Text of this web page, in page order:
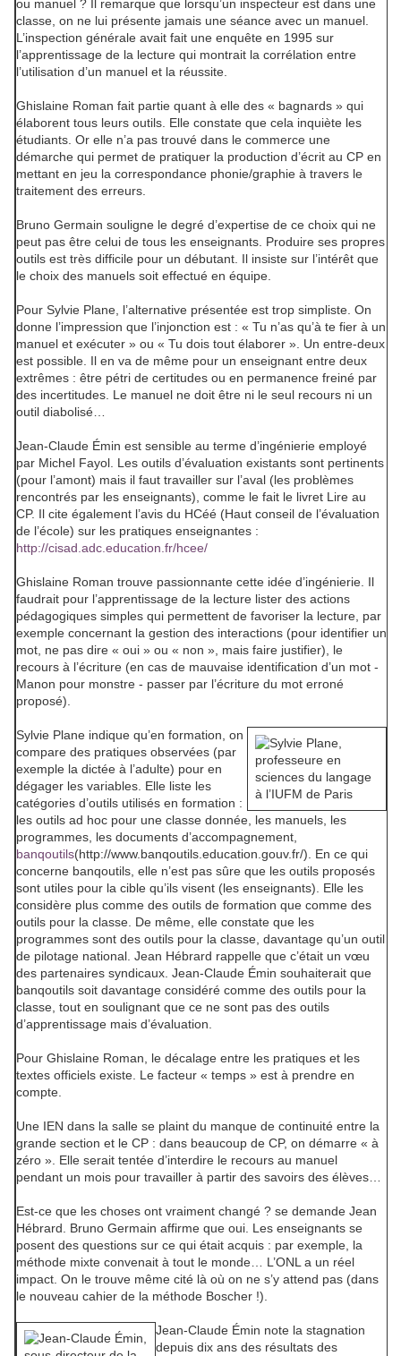
ou manuel ? Il remarque que lorsqu’un inspecteur est dans une
classe, on ne lui présente jamais une séance avec un manuel.
L’inspection générale avait fait une enquête en 1995 sur
l’apprentissage de la lecture qui montrait la corrélation entre
l’utilisation d’un manuel et la réussite.
Ghislaine Roman fait partie quant à elle des « bagnards » qui
élaborent tous leurs outils. Elle constate que cela inquiète les
étudiants. Or elle n’a pas trouvé dans le commerce une
démarche qui permet de pratiquer la production d’écrit au CP en
mettant en jeu la correspondance phonie/graphie à travers le
traitement des erreurs.
Bruno Germain souligne le degré d’expertise de ce choix qui ne
peut pas être celui de tous les enseignants. Produire ses propres
outils est très difficile pour un débutant. Il insiste sur l’intérêt que
le choix des manuels soit effectué en équipe.
Pour Sylvie Plane, l’alternative présentée est trop simpliste. On
donne l’impression que l’injonction est : « Tu n’as qu’à te fier à un
manuel et exécuter » ou « Tu dois tout élaborer ». Un entre-deux
est possible. Il en va de même pour un enseignant entre deux
extrêmes : être pétri de certitudes ou en permanence freiné par
des incertitudes. Le manuel ne doit être ni le seul recours ni un
outil diabolisé…
Jean-Claude Émin est sensible au terme d’ingénierie employé
par Michel Fayol. Les outils d’évaluation existants sont pertinents
(pour l’amont) mais il faut travailler sur l’aval (les problèmes
rencontrés par les enseignants), comme le fait le livret Lire au
CP. Il cite également l’avis du HCéé (Haut conseil de l’évaluation
de l’école) sur les pratiques enseignantes :
http://cisad.adc.education.fr/hcee/
Ghislaine Roman trouve passionnante cette idée d’ingénierie. Il
faudrait pour l’apprentissage de la lecture lister des actions
pédagogiques simples qui permettent de favoriser la lecture, par
exemple concernant la gestion des interactions (pour identifier un
mot, ne pas dire « oui » ou « non », mais faire justifier), le
recours à l’écriture (en cas de mauvaise identification d’un mot -
Manon pour monstre - passer par l’écriture du mot erroné
proposé).
Sylvie Plane indique qu’en formation, on
compare des pratiques observées (par
exemple la dictée à l’adulte) pour en
dégager les variables. Elle liste les
catégories d’outils utilisés en formation :
les outils ad hoc pour une classe donnée, les manuels, les
programmes, les documents d’accompagnement,
banqoutils(http://www.banqoutils.education.gouv.fr/). En ce qui
concerne banqoutils, elle n’est pas sûre que les outils proposés
sont utiles pour la cible qu’ils visent (les enseignants). Elle les
considère plus comme des outils de formation que comme des
outils pour la classe. De même, elle constate que les
programmes sont des outils pour la classe, davantage qu’un outil
de pilotage national. Jean Hébrard rappelle que c’était un vœu
des partenaires syndicaux. Jean-Claude Émin souhaiterait que
banqoutils soit davantage considéré comme des outils pour la
classe, tout en soulignant que ce ne sont pas des outils
d’apprentissage mais d’évaluation.
Pour Ghislaine Roman, le décalage entre les pratiques et les
textes officiels existe. Le facteur « temps » est à prendre en
compte.
Une IEN dans la salle se plaint du manque de continuité entre la
grande section et le CP : dans beaucoup de CP, on démarre « à
zéro ». Elle serait tentée d’interdire le recours au manuel
pendant un mois pour travailler à partir des savoirs des élèves…
Est-ce que les choses ont vraiment changé ? se demande Jean
Hébrard. Bruno Germain affirme que oui. Les enseignants se
posent des questions sur ce qui était acquis : par exemple, la
méthode mixte convenait à tout le monde… L’ONL a un réel
impact. On le trouve même cité là où on ne s’y attend pas (dans
le nouveau cahier de la méthode Boscher !).
Jean-Claude Émin note la stagnation
depuis dix ans des résultats des